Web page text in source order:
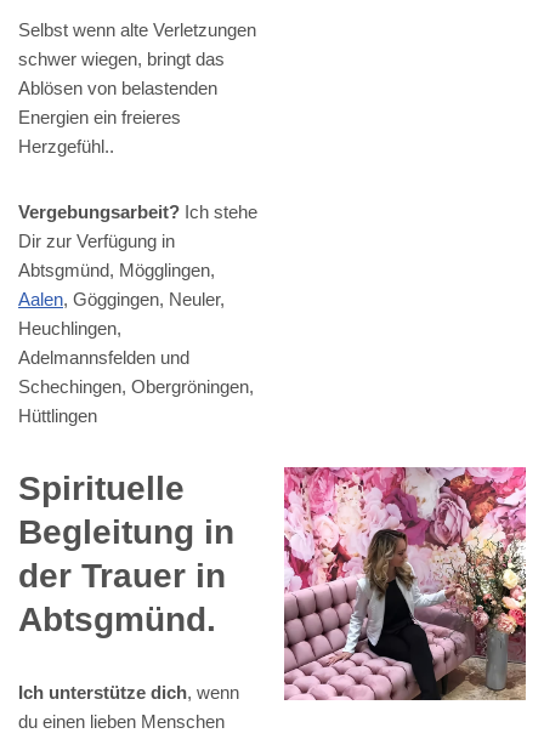
Selbst wenn alte Verletzungen
schwer wiegen, bringt das
Ablösen von belastenden
Energien ein freieres
Herzgefühl..
Vergebungsarbeit? Ich stehe
Dir zur Verfügung in
Abtsgmünd, Mögglingen,
Aalen, Göggingen, Neuler,
Heuchlingen,
Adelmannsfelden und
Schechingen, Obergröningen,
Hüttlingen
Spirituelle
Begleitung in
der Trauer in
Abtsgmünd.
Ich unterstütze dich, wenn
du einen lieben Menschen